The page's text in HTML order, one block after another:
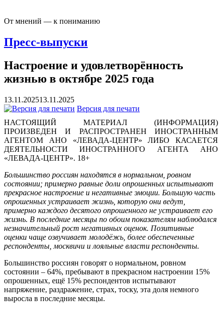
От мнений — к пониманию
Пресс-выпуски
Настроение и удовлетворённость
жизнью в октябре 2025 года
13.11.202513.11.2025
Версия для печати
НАСТОЯЩИЙ МАТЕРИАЛ (ИНФОРМАЦИЯ)
ПРОИЗВЕДЕН И РАСПРОСТРАНЕН ИНОСТРАННЫМ
АГЕНТОМ АНО «ЛЕВАДА-ЦЕНТР» ЛИБО КАСАЕТСЯ
ДЕЯТЕЛЬНОСТИ ИНОСТРАННОГО АГЕНТА АНО
«ЛЕВАДА-ЦЕНТР». 18+
Большинство россиян находятся в нормальном, ровном
состоянии; примерно равные доли опрошенных испытывают
прекрасное настроение и негативные эмоции. Большую часть
опрошенных устраивает жизнь, которую они ведут,
примерно каждого десятого опрошенного не устраивает его
жизнь. В последние месяцы по обоим показателям наблюдался
незначительный рост негативных оценок. Позитивные
оценки чаще озвучивает молодёжь, более обеспеченные
респонденты, москвичи и лояльные власти респонденты.
Большинство россиян говорят о нормальном, ровном
состоянии – 64%, пребывают в прекрасном настроении 15%
опрошенных, ещё 15% респондентов испытывают
напряжение, раздражение, страх, тоску, эта доля немного
выросла в последние месяцы.